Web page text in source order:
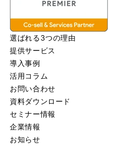
選ばれる3つの理由
提供サービス
導入事例
活用コラム
お問い合わせ
資料ダウンロード
セミナー情報
企業情報
お知らせ